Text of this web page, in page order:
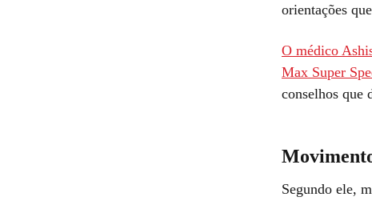
orientações
O médico
Max Super
conselhos que
Segundo ele,